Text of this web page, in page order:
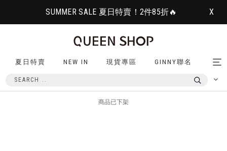
SUMMER SALE 夏日特賣！2件85折🔥 X
夏日特賣 NEW IN 現貨專區 GINNY聯名
商品已下架